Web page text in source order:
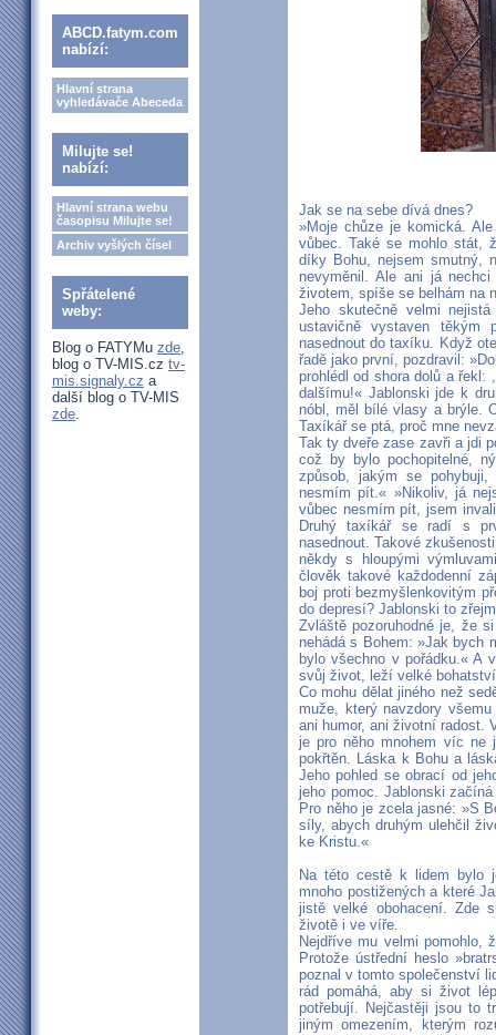
ABCD.fatym.com
nabízí:
Hlavní strana
vyhledávače Abeceda
Milujte se!
nabízí:
Hlavní strana webu
časopisu Milujte se!
Archiv vyšlých čísel
Spřátelené
weby:
Blog o FATYMu zde,
blog o TV-MIS.cz tv-
mis.signaly.cz a
další blog o TV-MIS
zde.
Jak se na sebe dívá dnes?
»Moje chůze je komická.
vůbec. Také se mohlo stát,
díky Bohu, nejsem smutný,
nevyměnil. Ale ani já
životem, spíše se belhám na
Jeho skutečně velmi
ustavičně vystaven těkým
nasednout do taxíku. Když
řadě jako první, pozdravil:
prohlédl od shora dolů a
dalšímu!« Jablonski jde k
nóbl, měl bílé vlasy a brýle.
Taxíkář se ptá, proč mne
Tak ty dveře zase zavři a jdi
což by bylo pochopitelné,
způsob, jakým se
nesmím pít.« »Nikoliv, já
vůbec nesmím pít, jsem
Druhý taxíkář se radí s
nasednout. Takové
někdy s hloupými
člověk takové každodenní
boj proti bezmyšlenkovitým
do depresí? Jablonski to
Zvláště pozoruhodné je, že
nehádá s Bohem: »Jak bych
bylo všechno v pořádku.« A
svůj život, leží velké
Co mohu dělat jiného než
muže, který navzdory
ani humor, ani životní radost.
je pro něho mnohem víc ne
pokřtěn. Láska k Bohu a
Jeho pohled se obrací od
jeho pomoc. Jablonski
Pro něho je zcela jasné: »S
síly, abych druhým ulehčil
ke Kristu.«
Na této cestě k lidem bylo
mnoho postižených a které
jistě velké obohacení. Zde
životě i ve víře.
Nejdříve mu velmi pomohlo,
Protože ústřední heslo
poznal v tomto společenství
rád pomáhá, aby si život
potřebují. Nejčastěji jsou to
jiným omezením, kterým